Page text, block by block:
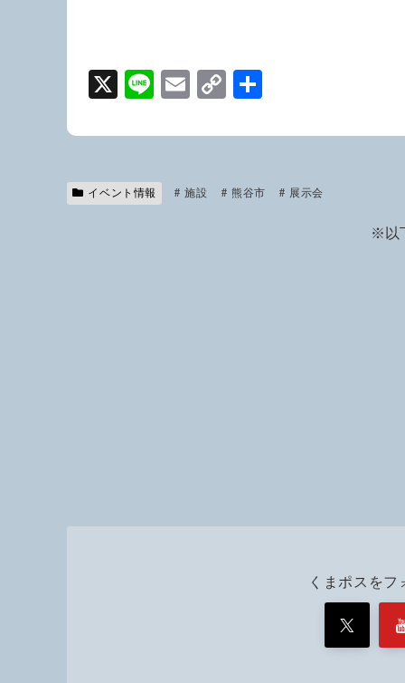
X
Li
e
E
ail
C
p
Li
イベント情報 施設 熊谷市 展示会
※以
くまポスを